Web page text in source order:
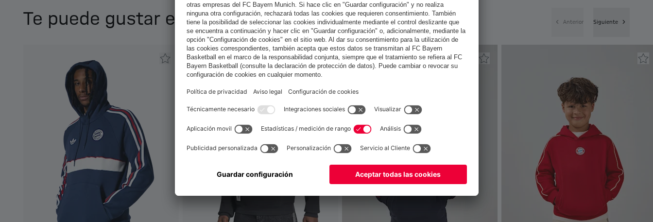
Te puede gustar esto también Anterior Siguiente
¿Quieres quedarte en la tiendaEspaña?
Españapara entregar allí!